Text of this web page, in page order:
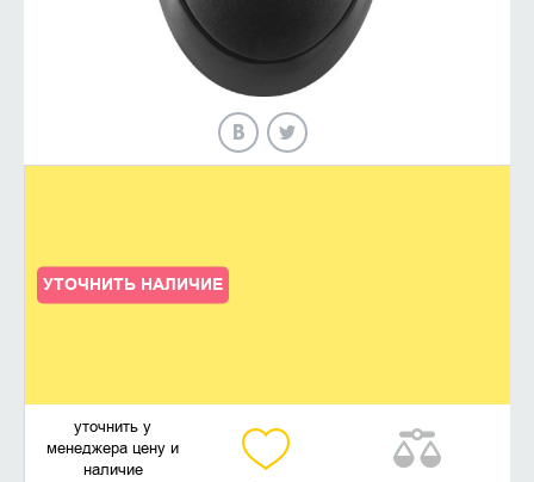
УТОЧНИТЬ НАЛИЧИЕ
уточнить у
менеджера цену и
наличие